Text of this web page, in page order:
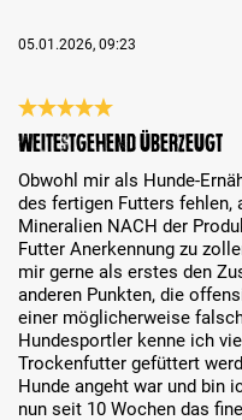
05.01.2026, 09:23
Análise com classificação
Weitestgehend überzeugt
Obwohl mir als Hunde-
des fertigen Futters fehlen,
Mineralien NACH der
Futter Anerkennung zu
mir gerne als erstes den
anderen Punkten, die
einer möglicherweise
Hundesportler kenne ich
Trockenfutter gefüttert
Hunde angeht war und bin
nun seit 10 Wochen das